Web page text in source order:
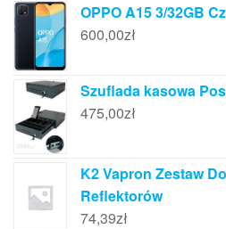
OPPO A15 3/32GB
600,00zł
Szuflada kasowa
475,00zł
K2 Vapron Zestaw
Reflektorów
74,39zł